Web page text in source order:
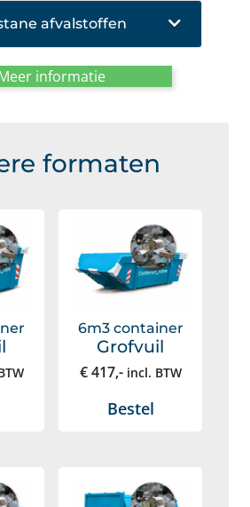
afvalstoffen
informatie
formaten
6m3 container
Grofvuil
€417,- incl. BTW
Bestel